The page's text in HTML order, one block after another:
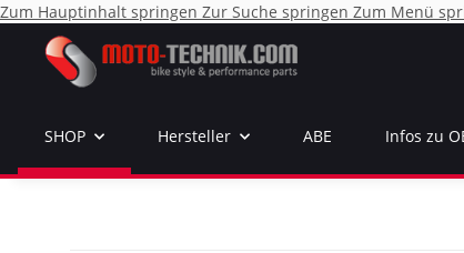
Zum Hauptinhalt springen Zur Suche springen Zum Menü
SHOP Hersteller ABE Infos zu